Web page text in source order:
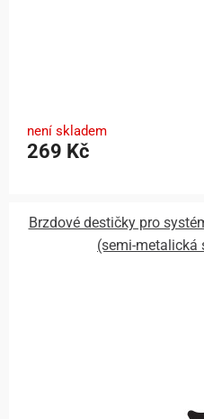
není skladem
269 Kč
Brzdové destičky pro
(semi-metalická